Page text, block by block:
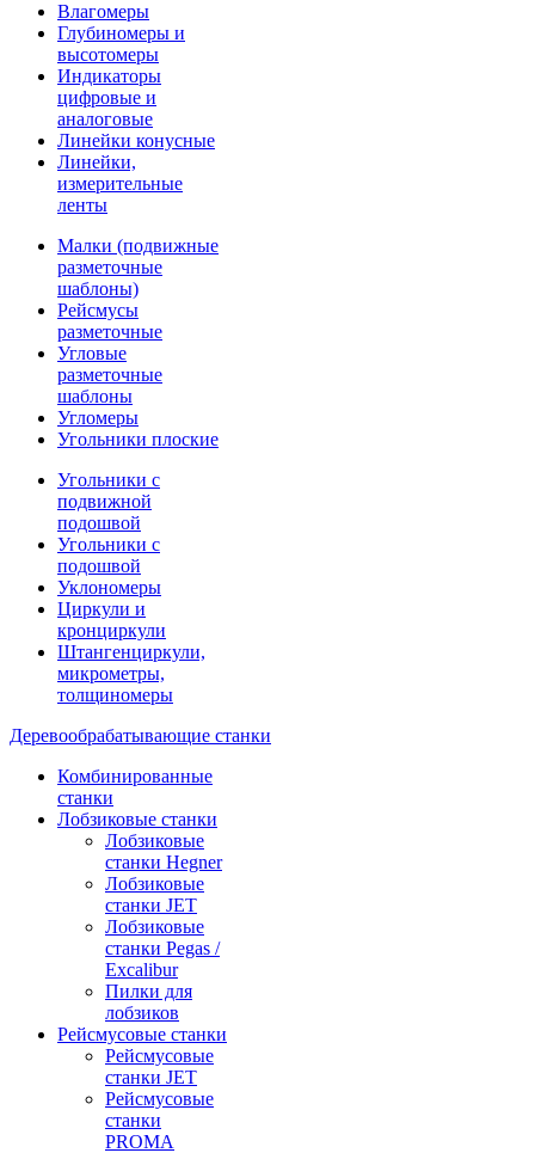
Влагомеры
Глубиномеры и
высотомеры
Индикаторы
цифровые и
аналоговые
Линейки конусные
Линейки,
измерительные
ленты
Малки (подвижные
разметочные
шаблоны)
Рейсмусы
разметочные
Угловые
разметочные
шаблоны
Угломеры
Угольники плоские
Угольники с
подвижной
подошвой
Угольники с
подошвой
Уклономеры
Циркули и
кронциркули
Штангенциркули,
микрометры,
толщиномеры
Деревообрабатывающие станки
Комбинированные
станки
Лобзиковые станки
Лобзиковые
станки Hegner
Лобзиковые
станки JET
Лобзиковые
станки Pegas /
Excalibur
Пилки для
лобзиков
Рейсмусовые станки
Рейсмусовые
станки JET
Рейсмусовые
станки
PROMA